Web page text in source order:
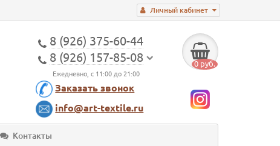
Личный кабинет
8 (926) 375-60-44
8 (926) 157-85-08
Ежедневно, с 11:00 до 21:00
Заказать звонок
info@art-textile.ru
0 руб.
Контакты